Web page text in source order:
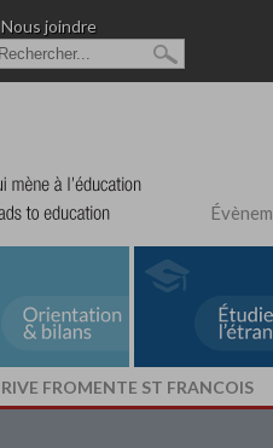
Nous joindre
FROMENTE ST FRANCOIS